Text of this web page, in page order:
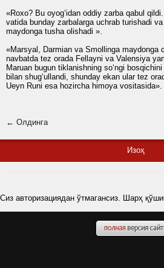
«Roxo? Bu oyog‘idan oddiy zarba qabul
vatida bunday zarbalarga uchrab turishadi
maydonga tusha olishadi ».
«Marsyal, Darmian va Smollinga maydonga
navbatda tez orada Fellayni va Valensiya
Maruan bugun tiklanishning so‘ngi
bilan shug‘ullandi, shunday ekan ular tez
Ueyn Runi esa hozircha himoya vositasida».
← Олдинга
Изоҳ
Сиз авторизациядан ўтмагансиз. Шарҳ